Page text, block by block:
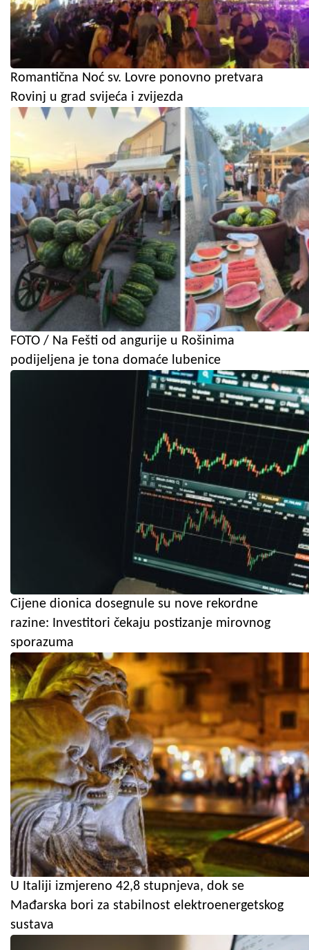
Romantična Noć sv. Lovre ponovno pretvara
Rovinj u grad svijeća i zvijezda
FOTO / Na Fešti od angurije u Rošinima
podijeljena je tona domaće lubenice
Cijene dionica dosegnule su nove rekordne
razine: Investitori čekaju postizanje mirovnog
sporazuma
U Italiji izmjereno 42,8 stupnjeva, dok se
Mađarska bori za stabilnost elektroenergetskog
sustava